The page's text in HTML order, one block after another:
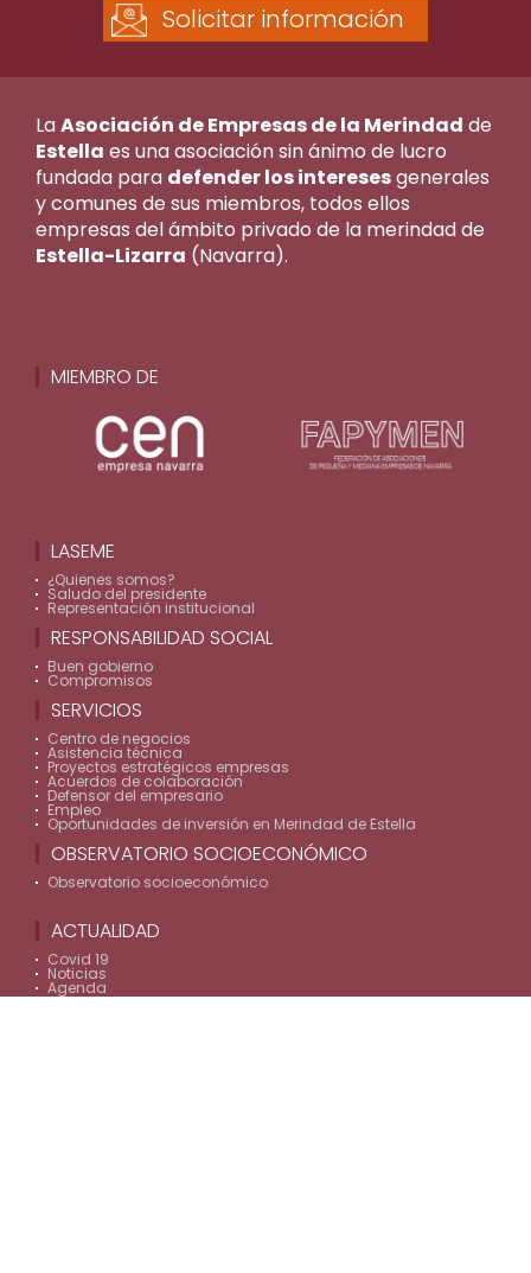
Solicitar información
LaAsociación de Empresas de la Merindad de
Estella es una asociación sin ánimo de lucro
fundada para defender los interesesgenerales
y comunes de sus miembros, todos ellos
empresas del ámbito privado de la merindad de
Estella-Lizarra (Navarra).
MIEMBRO DE
LASEME
¿Quienes somos?
Saludo del presidente
Representación institucional
RESPONSABILIDAD SOCIAL
Buen gobierno
Compromisos
SERVICIOS
Centro de negocios
Asistencia técnica
Proyectos estratégicos empresas
Acuerdos de colaboración
Defensor del empresario
Empleo
Oportunidades de inversión en Merindad de Estella
OBSERVATORIO SOCIOECONÓMICO
Observatorio socioeconómico
ACTUALIDAD
Covid 19
Noticias
Agenda